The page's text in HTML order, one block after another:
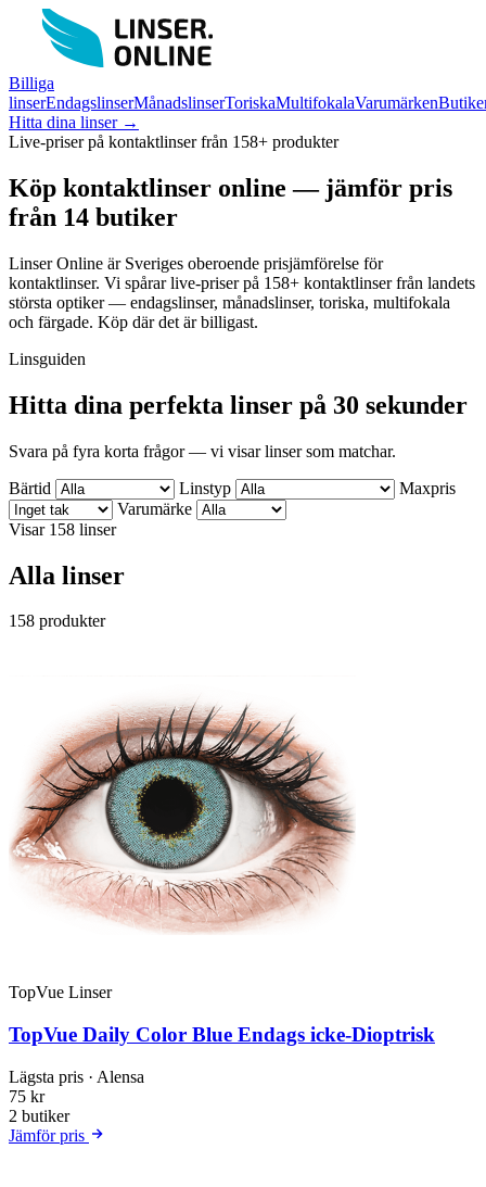
Billiga
linserEndagslinserMånadslinserToriskaMultifokalaVarumärken
Hitta dina linser →
Live-priser på kontaktlinser från 158+ produkter
Köp kontaktlinser online — jämför pris
från 14 butiker
Linser Online är Sveriges oberoende prisjämförelse för
kontaktlinser. Vi spårar live-priser på 158+ kontaktlinser från landets
största optiker — endagslinser, månadslinser, toriska, multifokala
och färgade. Köp där det är billigast.
Linsguiden
Hitta dina perfekta linser på 30 sekunder
Svara på fyra korta frågor — vi visar linser som matchar.
Bärtid
Linstyp
Maxpris
Varumärke
Visar 158 linser
Alla linser
158 produkter
TopVue Linser
TopVue Daily Color Blue Endags icke-Dioptrisk
Lägsta pris · Alensa
75 kr
2 butiker
Jämför pris